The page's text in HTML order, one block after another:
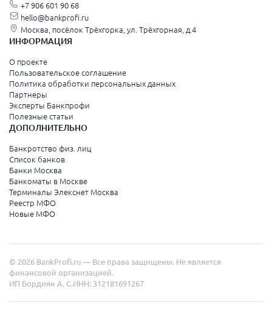
+7 906 601 90 68
hello@bankprofi.ru
Москва, посёлок Трёхгорка, ул. Трёхгорная, д.4
ИНФОРМАЦИЯ
О проекте
Пользовательское соглашение
Политика обработки персональных данных
Партнеры
Эксперты Банкпрофи
Полезные статьи
ДОПОЛНИТЕЛЬНО
Банкротство физ. лиц
Список банков
Банки Москва
Банкоматы в Москве
Терминалы Элекснет Москва
Реестр МФО
Новые МФО
© 2026 BankProfi.ru — Все права защищены. Не является
финансовой организацией.
ИП Бордиян А. С. ИНН: 312181691267